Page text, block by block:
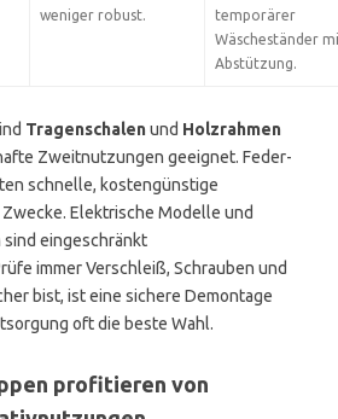
weniger robust.
temporärer
Wäscheständer
Abstützung.
Tragenschalenund Holzrahmen
Zweitnutzungen geeignet. Feder-
schnelle, kostengünstige
Elektrische Modelle und
sind eingeschränkt
immer Verschleiß, Schrauben und
bist, ist eine sichere Demontage
oft die beste Wahl.
profitieren von